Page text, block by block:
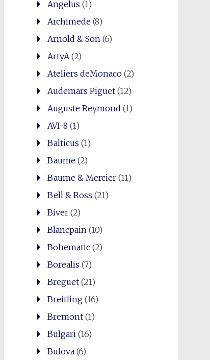
Angelus (1)
Archimede(8)
Arnold & Son (6)
ArtyA (2)
Ateliers deMonaco(2)
Audemars Piguet(12)
Auguste Reymond (1)
AVI-8 (1)
Balticus (1)
Baume(2)
Baume & Mercier(11)
Bell & Ross (21)
Biver(2)
Blancpain (10)
Bohematic(2)
Borealis (7)
Breguet(21)
Breitling(16)
Bremont(1)
Bulgari (16)
Bulova(6)